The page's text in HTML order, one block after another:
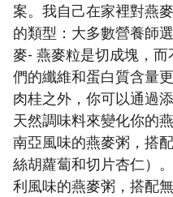
案。我自己在家裡對燕
的類型：大多數營養師
麥- 燕麥粒是切成塊，
們的纖維和蛋白質含量
肉桂之外，你可以通過
天然調味料來變化你的
南亞風味的燕麥粥，搭
絲胡蘿蔔和切片杏仁）
利風味的燕麥粥，搭配